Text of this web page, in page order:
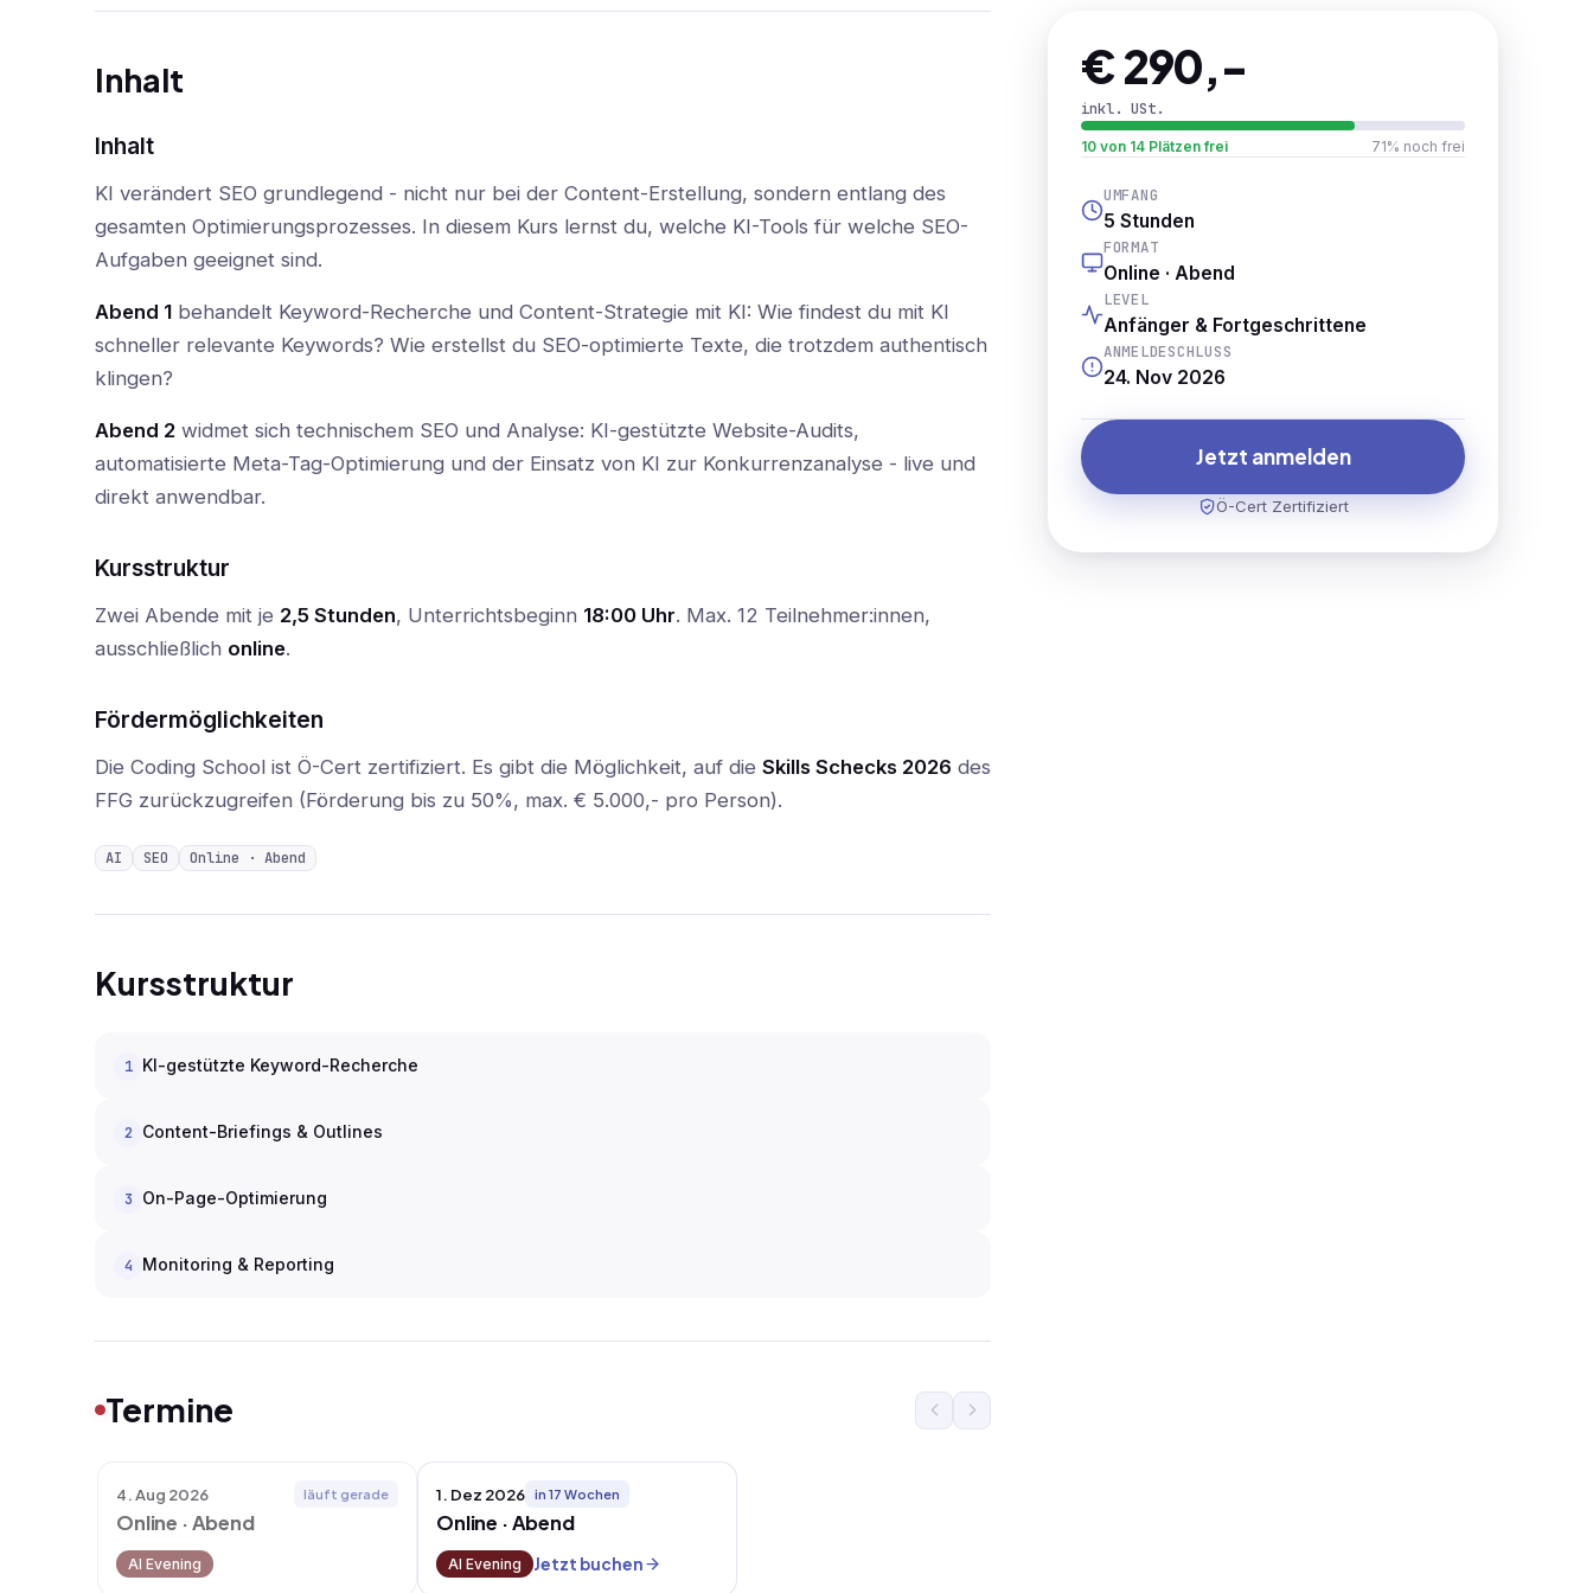
Inhalt
Inhalt
KI verändert SEO grundlegend - nicht nur bei der Content-Erstellung, sondern entlang des
gesamten Optimierungsprozesses. In diesem Kurs lernst du, welche KI-Tools für welche SEO-
Aufgaben geeignet sind.
Abend 1 behandelt Keyword-Recherche und Content-Strategie mit KI: Wie findest du mit KI
schneller relevante Keywords? Wie erstellst du SEO-optimierte Texte, die trotzdem authentisch
klingen?
Abend 2 widmet sich technischem SEO und Analyse: KI-gestützte Website-Audits,
automatisierte Meta-Tag-Optimierung und der Einsatz von KI zur Konkurrenzanalyse - live und
direkt anwendbar.
Kursstruktur
Zwei Abende mit je 2,5 Stunden, Unterrichtsbeginn 18:00 Uhr. Max. 12 Teilnehmer:innen,
ausschließlich online.
Fördermöglichkeiten
Die Coding School ist Ö-Cert zertifiziert. Es gibt die Möglichkeit, auf die Skills Schecks 2026 des
FFG zurückzugreifen (Förderung bis zu 50%, max. € 5.000,- pro Person).
AI SEO Online · Abend
Kursstruktur
1 KI-gestützte Keyword-Recherche
2 Content-Briefings & Outlines
3 On-Page-Optimierung
4 Monitoring & Reporting
Termine
4. Aug 2026 läuft gerade
Online · Abend
AI Evening
1. Dez 2026 in 17 Wochen
Online · Abend
AI Evening Jetzt buchen
€ 290,-
inkl. USt.
10 von 14 Plätzen frei 71% noch frei
UMFANG
5 Stunden
FORMAT
Online · Abend
LEVEL
Anfänger & Fortgeschrittene
ANMELDESCHLUSS
24. Nov 2026
Jetzt anmelden
Ö-Cert Zertifiziert